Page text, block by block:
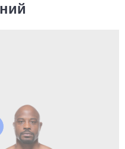
поражений:
Финиши в первом раунде